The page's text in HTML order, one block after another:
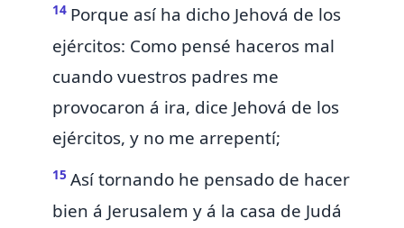
14 Porque así ha dicho Jehová de los
ejércitos: Como pensé haceros mal
cuando vuestros padres me
provocaron á ira, dice Jehová de los
ejércitos, y no me arrepentí;
15 Así tornando he pensado de hacer
bien á Jerusalem y á la casa de Judá